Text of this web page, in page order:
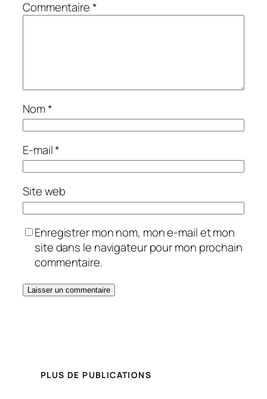
Commentaire*
Nom*
E-mail*
Site web
Enregistrer mon nom, mon e-mail et mon
site dans le navigateur pour mon prochain
commentaire.
PLUS DE PUBLICATIONS